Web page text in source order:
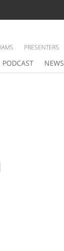
PODCAST NEWS
PRESENTERS